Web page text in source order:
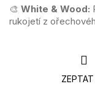
🎨 White & Wood:
rukojetí z
ZEPTAT